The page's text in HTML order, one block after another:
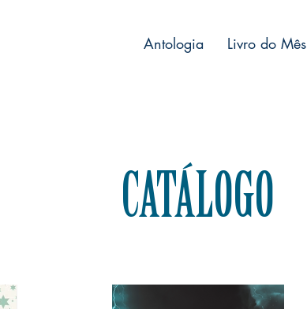
Antologia Livro do Mês
CATÁLOGO